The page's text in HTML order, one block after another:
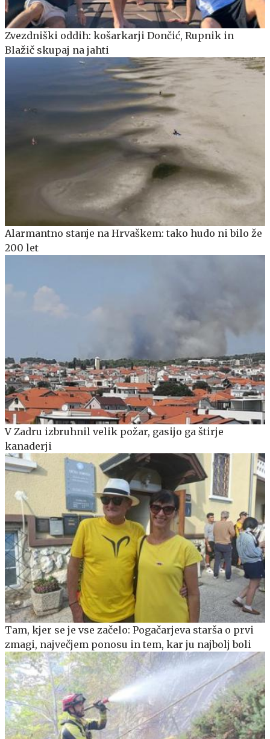
Zvezdniški oddih: košarkarji Dončić, Rupnik in
Blažič skupaj na jahti
Alarmantno stanje na Hrvaškem: tako hudo ni bilo že
200 let
V Zadru izbruhnil velik požar, gasijo ga štirje
kanaderji
Tam, kjer se je vse začelo: Pogačarjeva starša o prvi
zmagi, največjem ponosu in tem, kar ju najbolj boli